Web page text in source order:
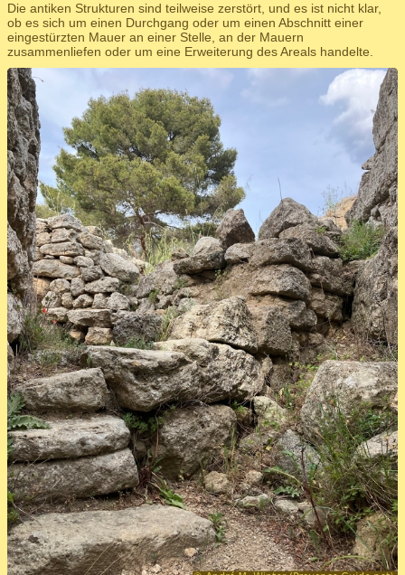
Die antiken Strukturen sind teilweise zerstört, und es ist nicht klar,
ob es sich um einen Durchgang oder um einen Abschnitt einer
eingestürzten Mauer an einer Stelle, an der Mauern
zusammenliefen oder um eine Erweiterung des Areals handelte.